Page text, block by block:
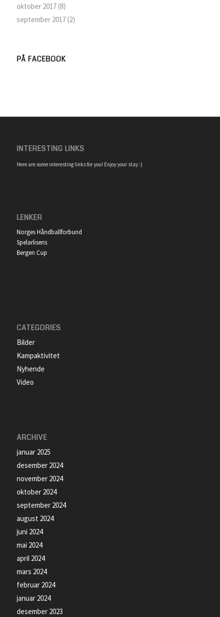
oktober 2017(8)
september 2017(2)
PÅ FACEBOOK
INTERESTING LINKS
Here are some interesting links for you! Enjoy your stay :)
LENKER
Norges Håndballforbund
Spelarlisens
Bergen Cup
CATEGORIES
Bilder
Kampaktivitet
Nyhende
Video
ARCHIVE
januar 2025
desember 2024
november 2024
oktober 2024
september 2024
august 2024
juni 2024
mai 2024
april 2024
mars 2024
februar 2024
januar 2024
desember 2023